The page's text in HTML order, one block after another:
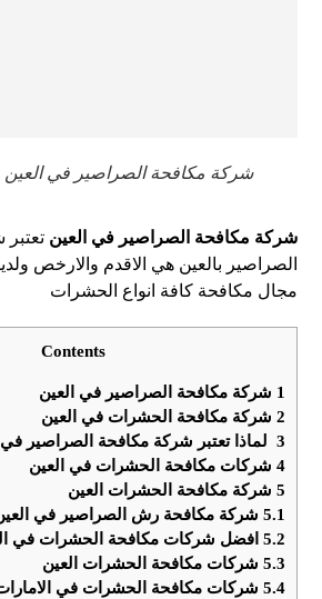
شركة مكافحة الصراصير في العين
شركة مكافحة الصراصير في العين
الصراصير بالعين هي الاقدم والارخص
مجال مكافحة كافة انواع الحشرات
Contents
1 شركة مكافحة الصراصير في العين
2 شركة مكافحة الحشرات في العين
3 لماذا تعتبر شركة مكافحة الصراصير
4 شركات مكافحة الحشرات في العين
5 شركة مكافحة الحشرات العين
5.1 شركة مكافحة رش الصراصير في
5.2 افضل شركات مكافحة الحشرات في
5.3 شركات مكافحة الحشرات العين
5.4 شركات مكافحة الحشرات في